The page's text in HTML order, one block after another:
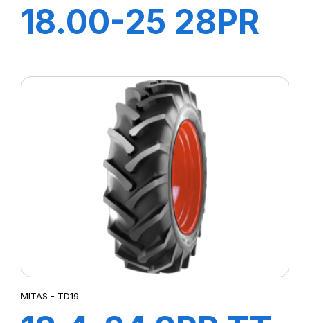
18.00-25 28PR
MITAS - TD19